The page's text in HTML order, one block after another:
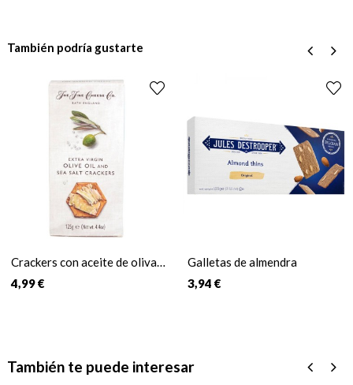
También podría gustarte
Crackers con aceite de oliva y
sal
4,99 €
Galletas de almendra
3,94 €
›
También te puede interesar